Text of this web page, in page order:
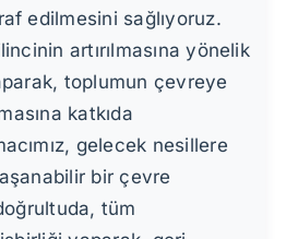
edilmesini sağlıyoruz.
artırılmasına yönelik
toplumun çevreye
katkıda
gelecek nesillere
bir çevre
tüm